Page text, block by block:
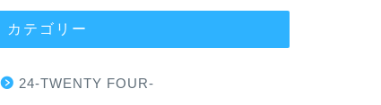
カテゴリー
24-TWENTY FOUR-